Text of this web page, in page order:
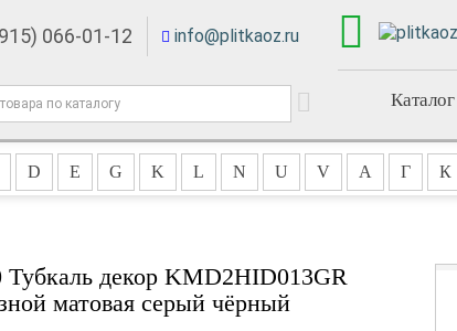
066-01-12 info@plitkaoz.ru
Каталог
D E G K L N U V А Г К
декор KMD2HID013GR
матовая серый чёрный